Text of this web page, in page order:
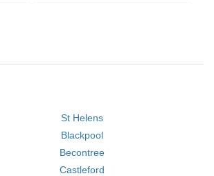
St Helens
Blackpool
Becontree
Castleford